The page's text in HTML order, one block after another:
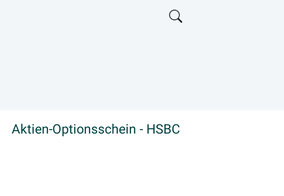
Aktien-Optionsschein - HSBC